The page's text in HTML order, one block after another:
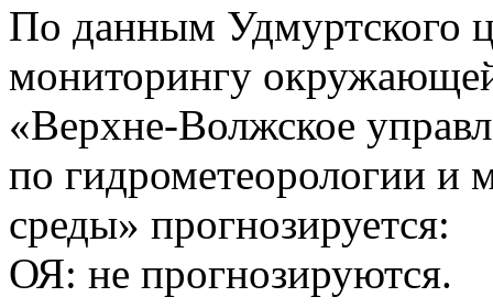
По данным Удмуртского
мониторингу
«Верхне-Волжское
по гидрометеорологии
среды» прогнозируется:
ОЯ: не прогнозируются.